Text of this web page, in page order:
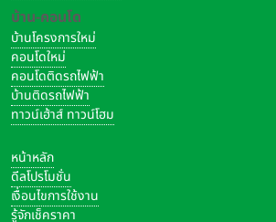
บ้าน-คอนโด
บ้านโครงการใหม่
คอนโดใหม่
คอนโดติดรถไฟฟ้า
บ้านติดรถไฟฟ้า
ทาวน์เฮ้าส์ ทาวน์โฮม
หน้าหลัก
ดีลโปรโมชั่น
เงื่อนไขการใช้งาน
รู้จักเช็คราคา